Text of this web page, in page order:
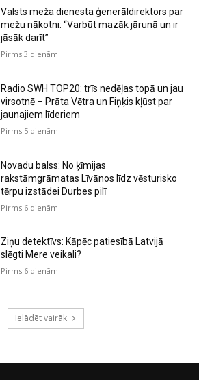
Valsts meža dienesta ģenerāldirektors par
mežu nākotni: “Varbūt mazāk jārunā un ir
jāsāk darīt”
Pirms 3 dienām
Radio SWH TOP20: trīs nedēļas topā un jau
virsotnē – Prāta Vētra un Fiņķis kļūst par
jaunajiem līderiem
Pirms 5 dienām
Novadu balss: No ķīmijas
rakstāmgrāmatas Līvānos līdz vēsturisko
tērpu izstādei Durbes pilī
Pirms 6 dienām
Ziņu detektīvs: Kāpēc patiesībā Latvijā
slēgti Mere veikali?
Pirms 6 dienām
Ielādēt vairāk